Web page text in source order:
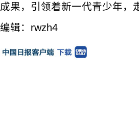
成果，引领着新一代青少年，
编辑：rwzh4